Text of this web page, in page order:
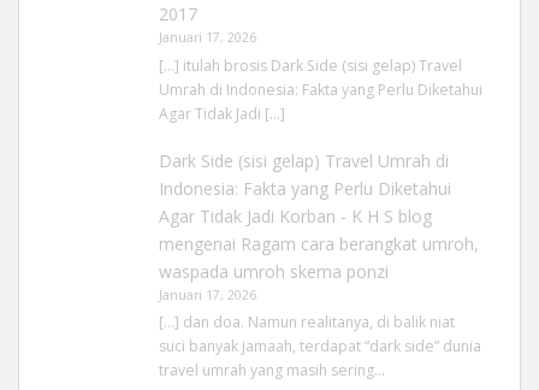
2017
Januari 17, 2026
[…] itulah brosis Dark Side (sisi gelap) Travel
Umrah di Indonesia: Fakta yang Perlu Diketahui
Agar Tidak Jadi […]
Dark Side (sisi gelap) Travel Umrah di
Indonesia: Fakta yang Perlu Diketahui
Agar Tidak Jadi Korban - K H S blog
mengenai Ragam cara berangkat umroh,
waspada umroh skema ponzi
Januari 17, 2026
[…] dan doa. Namun realitanya, di balik niat
suci banyak jamaah, terdapat “dark side” dunia
travel umrah yang masih sering…